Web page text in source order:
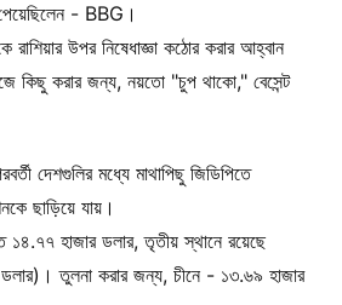
- BBG।
রাশিয়ার উপর নিষেধাজ্ঞা কঠোর করার আহ্বান
কিছু করার জন্য, নয়তো "চুপ থাকো," বেসেন্ট
দেশগুলির মধ্যে মাথাপিছু জিডিপিতে
ছাড়িয়ে যায়।
১৪.৭৭ হাজার ডলার, তৃতীয় স্থানে রয়েছে
ডলার)। তুলনা করার জন্য, চীনে - ১৩.৬৯ হাজার